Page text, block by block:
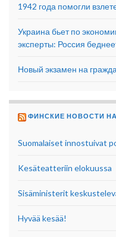
1942 года помогли
Украина бьет по
эксперты: Россия
Новый экзамен на
ФИНСКИЕ НОВОСТИ
Suomalaiset innostuivat
Kesäteatteriin elokuussa
Sisäministerit
Hyvää kesää!